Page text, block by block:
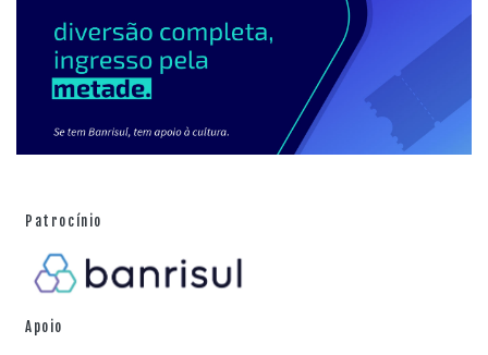
Patrocínio
Apoio